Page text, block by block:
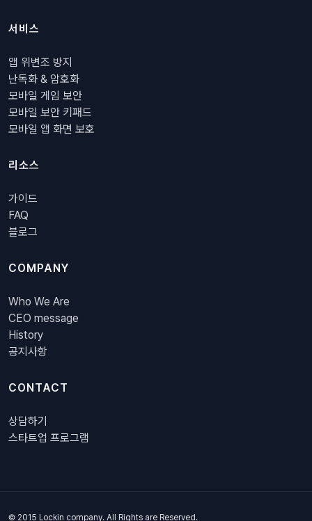
서비스
앱 위변조 방지
난독화 & 암호화
모바일 게임 보안
모바일 보안 키패드
모바일 앱 화면 보호
리소스
가이드
FAQ
블로그
COMPANY
Who We Are
CEO message
History
공지사항
CONTACT
상담하기
스타트업 프로그램
© 2015 Lockin company. All Rights are Reserved.